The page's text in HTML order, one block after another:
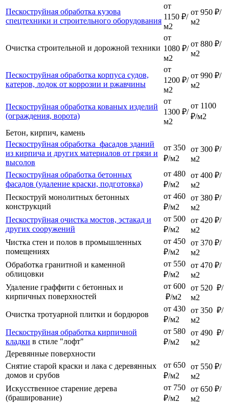
Пескоструйная обработка кузова
спецтехники и строительного оборудования
от
1150 ₽/
м2
от 950 ₽/
м2
Очистка строительной и дорожной техники
от
1080 ₽/
м2
от 880 ₽/
м2
Пескоструйная обработка корпуса судов,
катеров, лодок от коррозии и ржавчины
от
1200 ₽/
м2
от 990 ₽/
м2
Пескоструйная обработка кованых изделий
(ограждения, ворота)
от
1300 ₽/
м2
от 1100
₽/м2
Бетон, кирпич, камень
Пескоструйная обработка фасадов зданий
из кирпича и других материалов от грязи и
высолов
от 350
₽/м2
от 300 ₽/
м2
Пескоструйная обработка бетонных
фасадов (удаление краски, подготовка)
от 480
₽/м2
от 400 ₽/
м2
Пескоструй монолитных бетонных
конструкций
от 460
₽/м2
от 380 ₽/
м2
Пескоструйная очистка мостов, эстакад и
других сооружений
от 500
₽/м2
от 420 ₽/
м2
Чистка стен и полов в промышленных
помещениях
от 450
₽/м2
от 370 ₽/
м2
Обработка гранитной и каменной
облицовки
от 550
₽/м2
от 470 ₽/
м2
Удаление граффити с бетонных и
кирпичных поверхностей
от 600
₽/м2
от 520 ₽/
м2
Очистка тротуарной плитки и бордюров
от 430
₽/м2
от 350 ₽/
м2
Пескоструйная обработка кирпичной
кладки в стиле "лофт"
от 580
₽/м2
от 490 ₽/
м2
Деревянные поверхности
Снятие старой краски и лака с деревянных
домов и срубов
от 650
₽/м2
от 550 ₽/
м2
Искусственное старение дерева
(браширование)
от 750
₽/м2
от 650 ₽/
м2